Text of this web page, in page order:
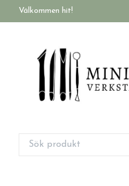
Välkommen hit!